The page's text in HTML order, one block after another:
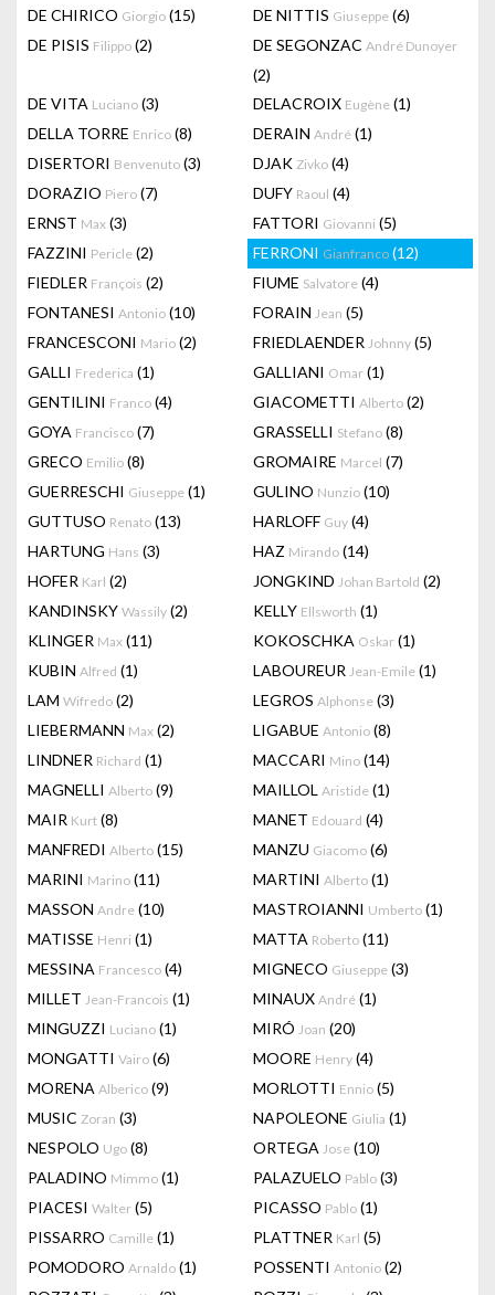
DE CHIRICO Giorgio (15) DE NITTIS Giuseppe (6)
DE PISIS Filippo (2) DE SEGONZAC André Dunoyer
(2)
DE VITA Luciano (3) DELACROIX Eugène (1)
DELLA TORRE Enrico (8) DERAIN André (1)
DISERTORI Benvenuto (3) DJAK Zivko (4)
DORAZIO Piero (7) DUFY Raoul (4)
ERNST Max (3) FATTORI Giovanni (5)
FAZZINI Pericle (2) FERRONI Gianfranco (12)
FIEDLER François (2) FIUME Salvatore (4)
FONTANESI Antonio (10) FORAIN Jean (5)
FRANCESCONI Mario (2) FRIEDLAENDER Johnny (5)
GALLI Frederica (1) GALLIANI Omar (1)
GENTILINI Franco (4) GIACOMETTI Alberto (2)
GOYA Francisco (7) GRASSELLI Stefano (8)
GRECO Emilio (8) GROMAIRE Marcel (7)
GUERRESCHI Giuseppe (1) GULINO Nunzio (10)
GUTTUSO Renato (13) HARLOFF Guy (4)
HARTUNG Hans (3) HAZ Mirando (14)
HOFER Karl (2) JONGKIND Johan Bartold (2)
KANDINSKY Wassily (2) KELLY Ellsworth (1)
KLINGER Max (11) KOKOSCHKA Oskar (1)
KUBIN Alfred (1) LABOUREUR Jean-Emile (1)
LAM Wifredo (2) LEGROS Alphonse (3)
LIEBERMANN Max (2) LIGABUE Antonio (8)
LINDNER Richard (1) MACCARI Mino (14)
MAGNELLI Alberto (9) MAILLOL Aristide (1)
MAIR Kurt (8) MANET Edouard (4)
MANFREDI Alberto (15) MANZU Giacomo (6)
MARINI Marino (11) MARTINI Alberto (1)
MASSON Andre (10) MASTROIANNI Umberto (1)
MATISSE Henri (1) MATTA Roberto (11)
MESSINA Francesco (4) MIGNECO Giuseppe (3)
MILLET Jean-Francois (1) MINAUX André (1)
MINGUZZI Luciano (1) MIRÓ Joan (20)
MONGATTI Vairo (6) MOORE Henry (4)
MORENA Alberico (9) MORLOTTI Ennio (5)
MUSIC Zoran (3) NAPOLEONE Giulia (1)
NESPOLO Ugo (8) ORTEGA Jose (10)
PALADINO Mimmo (1) PALAZUELO Pablo (3)
PIACESI Walter (5) PICASSO Pablo (1)
PISSARRO Camille (1) PLATTNER Karl (5)
POMODORO Arnaldo (1) POSSENTI Antonio (2)